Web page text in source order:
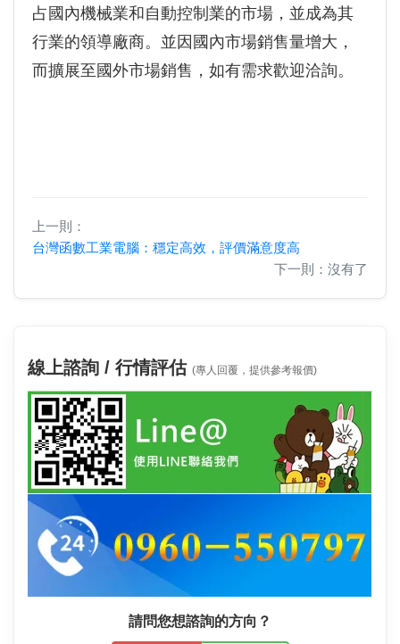
占國內機械業和自動控制業的市場，並成為其
行業的領導廠商。並因國內市場銷售量增大，
而擴展至國外市場銷售，如有需求歡迎洽詢。
上一則：
台灣函數工業電腦：穩定高效，評價滿意度高
下一則：沒有了
線上諮詢 / 行情評估 (專人回覆，提供參考報價)
請問您想諮詢的方向？